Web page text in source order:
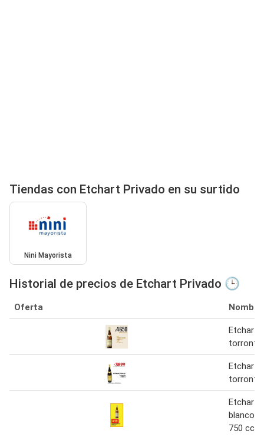
Tiendas con Etchart Privado en su surtido
Nini Mayorista
Historial de precios de Etchart Privado 🕒
Oferta Nombre
Etchart
Etchart
Etchart
blanco
750 cc